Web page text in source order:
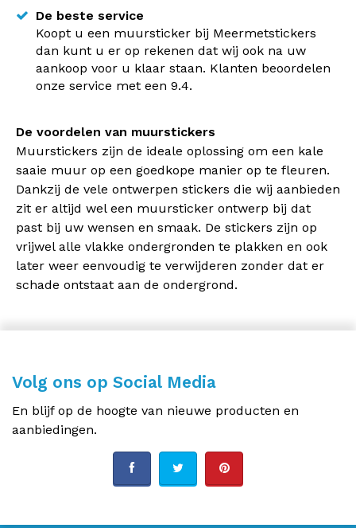
De beste service
Koopt u een muursticker bij Meermetstickers
dan kunt u er op rekenen dat wij ook na uw
aankoop voor u klaar staan. Klanten beoordelen
onze service met een 9.4.
De voordelen van muurstickers
Muurstickers zijn de ideale oplossing om een kale
saaie muur op een goedkope manier op te fleuren.
Dankzij de vele ontwerpen stickers die wij aanbieden
zit er altijd wel een muursticker ontwerp bij dat
past bij uw wensen en smaak. De stickers zijn op
vrijwel alle vlakke ondergronden te plakken en ook
later weer eenvoudig te verwijderen zonder dat er
schade ontstaat aan de ondergrond.
Volg ons op Social Media
En blijf op de hoogte van nieuwe producten en
aanbiedingen.